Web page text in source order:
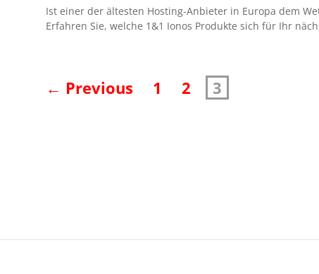
Ist einer der ältesten Hosting-Anbieter in Europa dem
Erfahren Sie, welche 1&1 Ionos Produkte sich für Ihr
Seitennummerierung
← Previous 1 2 3